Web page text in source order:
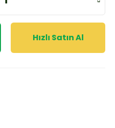
Hızlı Satın Al